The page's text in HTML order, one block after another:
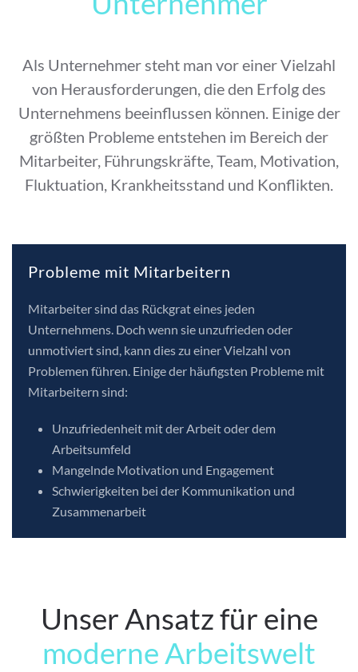
Als Unternehmer steht man vor einer Vielzahl
von Herausforderungen, die den Erfolg des
Unternehmens beeinflussen können. Einige der
größten Probleme entstehen im Bereich der
Mitarbeiter, Führungskräfte, Team, Motivation,
Fluktuation, Krankheitsstand und Konflikten.
Probleme mit Mitarbeitern
Mitarbeiter sind das Rückgrat eines jeden
Unternehmens. Doch wenn sie unzufrieden oder
unmotiviert sind, kann dies zu einer Vielzahl von
Problemen führen. Einige der häufigsten Probleme mit
Mitarbeitern sind:
Unzufriedenheit mit der Arbeit oder dem
Arbeitsumfeld
Mangelnde Motivation und Engagement
Schwierigkeiten bei der Kommunikation und
Zusammenarbeit
Unser Ansatz für eine
moderne Arbeitswelt